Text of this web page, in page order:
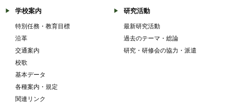
学校案内
特別任務・教育目標
沿革
交通案内
校歌
基本データ
各種案内・規定
関連リンク
研究活動
最新研究活動
過去のテーマ・総論
研究・研修会の協力・派遣